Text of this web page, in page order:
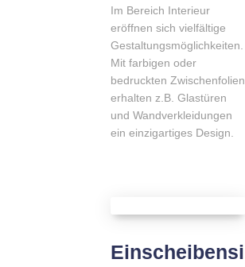
Im Bereich Interieur
eröffnen sich vielfältige
Gestaltungsmöglichkeiten.
Mit farbigen oder
bedruckten Zwischenfolien
erhalten z.B. Glastüren
und Wandverkleidungen
ein einzigartiges Design.
Einscheibensi